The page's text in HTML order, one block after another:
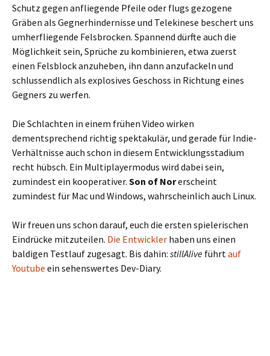
Schutz gegen anfliegende Pfeile oder flugs gezogene
Gräben als Gegnerhindernisse und Telekinese beschert uns
umherfliegende Felsbrocken. Spannend dürfte auch die
Möglichkeit sein, Sprüche zu kombinieren, etwa zuerst
einen Felsblock anzuheben, ihn dann anzufackeln und
schlussendlich als explosives Geschoss in Richtung eines
Gegners zu werfen.
Die Schlachten in einem frühen Video wirken
dementsprechend richtig spektakulär, und gerade für Indie-
Verhältnisse auch schon in diesem Entwicklungsstadium
recht hübsch. Ein Multiplayermodus wird dabei sein,
zumindest ein kooperativer. Son of Norerscheint
zumindest für Mac und Windows, wahrscheinlich auch Linux.
Wir freuen uns schon darauf, euch die ersten spielerischen
Eindrücke mitzuteilen. Die Entwickler haben uns einen
baldigen Testlauf zugesagt. Bis dahin: stillAlive führtauf
Youtube ein sehenswertes Dev-Diary.